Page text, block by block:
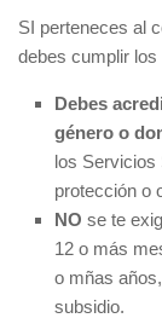
SI perteneces al
debes cumplir
Debes
género o
los Servicios
protección o
NO se te
12 o más
o mñas
subsidio.